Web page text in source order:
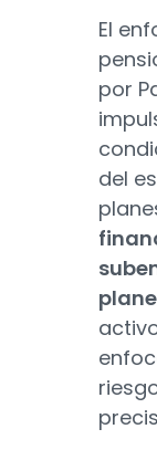
El
por
del